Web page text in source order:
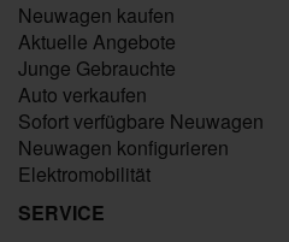
Neuwagen kaufen
Aktuelle Angebote
Junge Gebrauchte
Auto verkaufen
Sofort verfügbare Neuwagen
Neuwagen konfigurieren
Elektromobilität
SERVICE